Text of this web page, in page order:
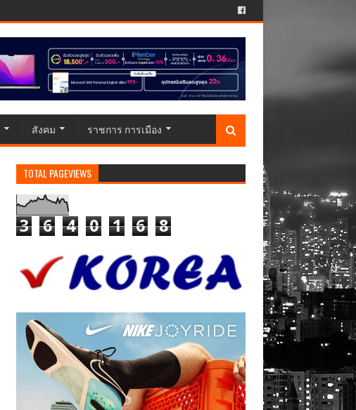
สังคม ราชการ การเมือง
TOTAL PAGEVIEWS
3 6 4 0 1 6 8